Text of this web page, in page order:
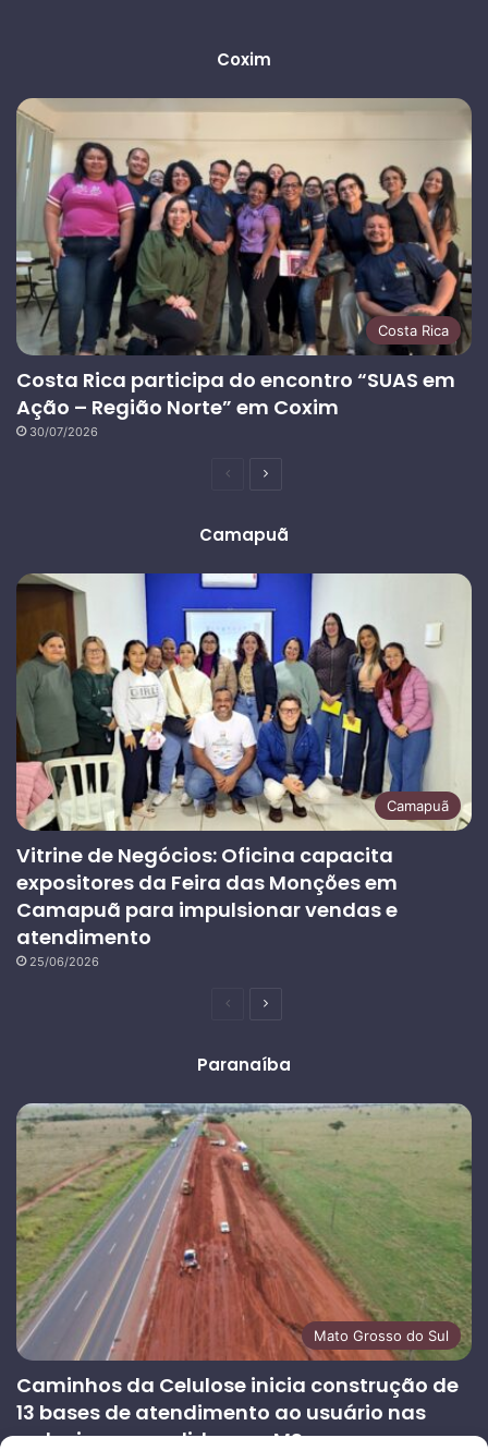
Coxim
Costa Rica
Costa Rica participa do encontro “SUAS em
Ação – Região Norte” em Coxim
30/07/2026
PáginaPróxima
Camapuã
Camapuã
Vitrine de Negócios: Oficina capacita
expositores da Feira das Monções em
Camapuã para impulsionar vendas e
atendimento
25/06/2026
PáginaPróxima
Paranaíba
Mato Grosso do Sul
Caminhos da Celulose inicia construção de
13 bases de atendimento ao usuário nas
rodovias concedidas em MS